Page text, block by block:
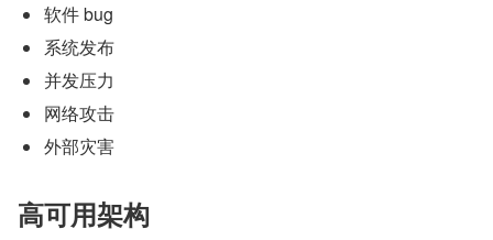
软件 bug
系统发布
并发压力
网络攻击
外部灾害
高可用架构